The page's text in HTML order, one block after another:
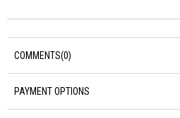
COMMENTS(0)
PAYMENT OPTIONS